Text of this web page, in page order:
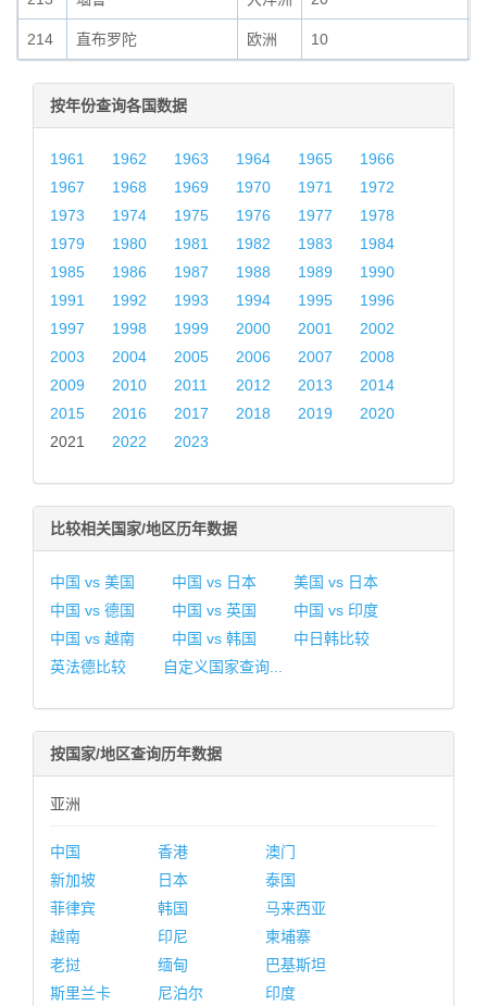
214 直布罗陀 欧洲 10
按年份查询各国数据
1961 1962 1963 1964 1965
1966
1967
1968 1969 1970 1971
1972
1973
1974 1975 1976 1977
1978
1979
1980 1981 1982 1983
1984
1985
1986 1987 1988 1989
1990
1991
1992 1993 1994 1995
1996
1997
1998 1999 2000 2001
2002
2003
2004 2005 2006 2007
2008
2009
2010 2011 2012 2013
2014
2015
2016 2017 2018 2019
2020
2021
2022 2023
比较相关国家/地区历年数据
中国 vs 美国 中国 vs 日本
美国 vs 日本
中国 vs 德国
中国 vs 英国
中国 vs 印度
中国 vs 越南
中国 vs 韩国
中日韩比较
英法德比较
自定义国家查询...
按国家/地区查询历年数据
亚洲
中国 香港
澳门
新加坡
日本
泰国
菲律宾
韩国
马来西亚
越南
印尼
柬埔寨
老挝
缅甸
巴基斯坦
斯里兰卡
尼泊尔
印度